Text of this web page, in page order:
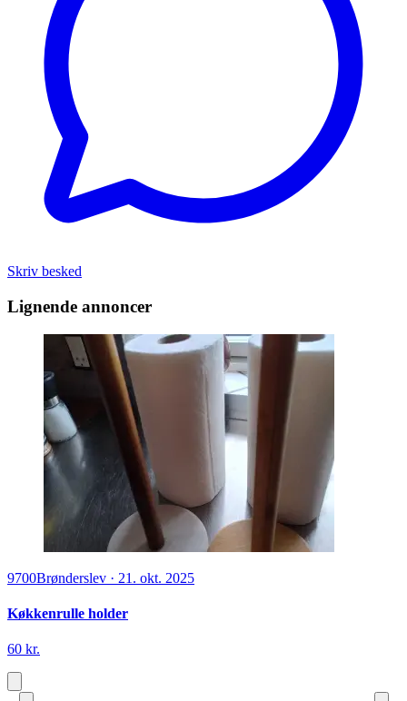
Skriv besked
Lignende annoncer
9700Brønderslev · 21. okt. 2025
Køkkenrulle holder
60 kr.